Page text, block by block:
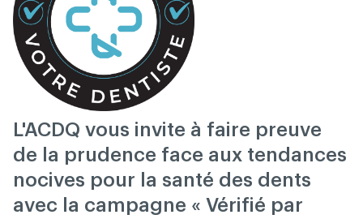
L'ACDQ vous invite à faire preuve
de la prudence face aux tendances
nocives pour la santé des dents
avec la campagne « Vérifié par